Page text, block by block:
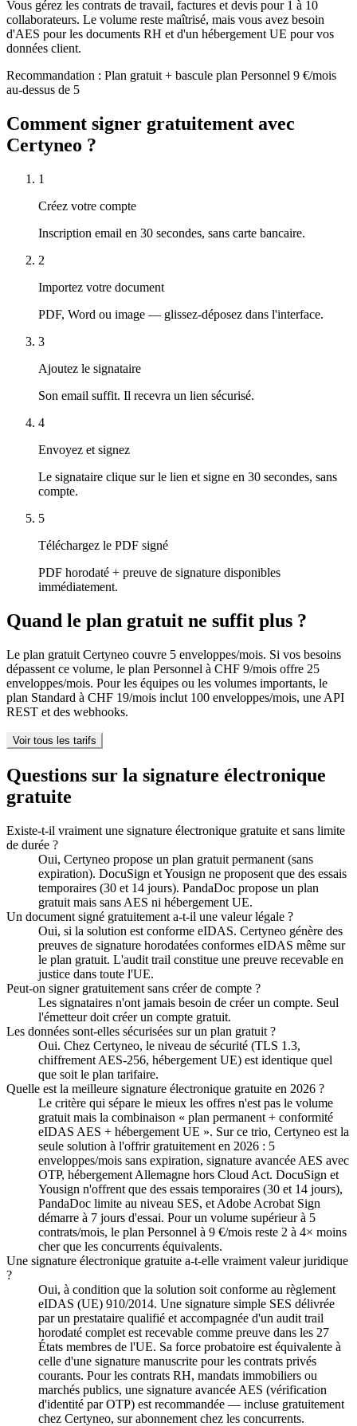
Vous gérez les contrats de travail, factures et devis pour 1 à 10
collaborateurs. Le volume reste maîtrisé, mais vous avez besoin
d'AES pour les documents RH et d'un hébergement UE pour vos
données client.
Recommandation : Plan gratuit + bascule plan Personnel 9 €/mois
au-dessus de 5
Comment signer gratuitement avec
Certyneo ?
1
Créez votre compte
Inscription email en 30 secondes, sans carte bancaire.
2
Importez votre document
PDF, Word ou image — glissez-déposez dans l'interface.
3
Ajoutez le signataire
Son email suffit. Il recevra un lien sécurisé.
4
Envoyez et signez
Le signataire clique sur le lien et signe en 30 secondes, sans
compte.
5
Téléchargez le PDF signé
PDF horodaté + preuve de signature disponibles
immédiatement.
Quand le plan gratuit ne suffit plus ?
Le plan gratuit Certyneo couvre 5 enveloppes/mois. Si vos besoins
dépassent ce volume, le plan Personnel à CHF 9/mois offre 25
enveloppes/mois. Pour les équipes ou les volumes importants, le
plan Standard à CHF 19/mois inclut 100 enveloppes/mois, une API
REST et des webhooks.
Voir tous les tarifs
Questions sur la signature électronique
gratuite
Existe-t-il vraiment une signature électronique gratuite et sans limite
de durée ?
Oui, Certyneo propose un plan gratuit permanent (sans
expiration). DocuSign et Yousign ne proposent que des essais
temporaires (30 et 14 jours). PandaDoc propose un plan
gratuit mais sans AES ni hébergement UE.
Un document signé gratuitement a-t-il une valeur légale ?
Oui, si la solution est conforme eIDAS. Certyneo génère des
preuves de signature horodatées conformes eIDAS même sur
le plan gratuit. L'audit trail constitue une preuve recevable en
justice dans toute l'UE.
Peut-on signer gratuitement sans créer de compte ?
Les signataires n'ont jamais besoin de créer un compte. Seul
l'émetteur doit créer un compte gratuit.
Les données sont-elles sécurisées sur un plan gratuit ?
Oui. Chez Certyneo, le niveau de sécurité (TLS 1.3,
chiffrement AES-256, hébergement UE) est identique quel
que soit le plan tarifaire.
Quelle est la meilleure signature électronique gratuite en 2026 ?
Le critère qui sépare le mieux les offres n'est pas le volume
gratuit mais la combinaison « plan permanent + conformité
eIDAS AES + hébergement UE ». Sur ce trio, Certyneo est la
seule solution à l'offrir gratuitement en 2026 : 5
enveloppes/mois sans expiration, signature avancée AES avec
OTP, hébergement Allemagne hors Cloud Act. DocuSign et
Yousign n'offrent que des essais temporaires (30 et 14 jours),
PandaDoc limite au niveau SES, et Adobe Acrobat Sign
démarre à 7 jours d'essai. Pour un volume supérieur à 5
contrats/mois, le plan Personnel à 9 €/mois reste 2 à 4× moins
cher que les concurrents équivalents.
Une signature électronique gratuite a-t-elle vraiment valeur juridique
?
Oui, à condition que la solution soit conforme au règlement
eIDAS (UE) 910/2014. Une signature simple SES délivrée
par un prestataire qualifié et accompagnée d'un audit trail
horodaté complet est recevable comme preuve dans les 27
États membres de l'UE. Sa force probatoire est équivalente à
celle d'une signature manuscrite pour les contrats privés
courants. Pour les contrats RH, mandats immobiliers ou
marchés publics, une signature avancée AES (vérification
d'identité par OTP) est recommandée — incluse gratuitement
chez Certyneo, sur abonnement chez les concurrents.